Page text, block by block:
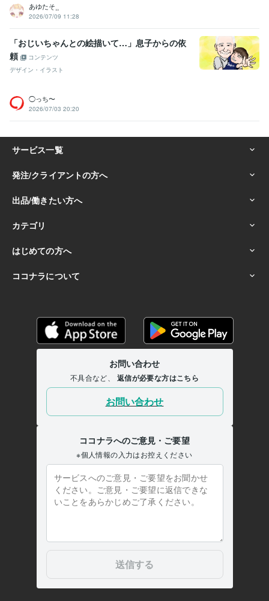
あゆたそ⸒⸒
2026/07/09 11:28
「おじいちゃんとの絵描いて…」息子からの依
頼
コンテンツ
デザイン・イラスト
◯っち〜
2026/07/03 20:20